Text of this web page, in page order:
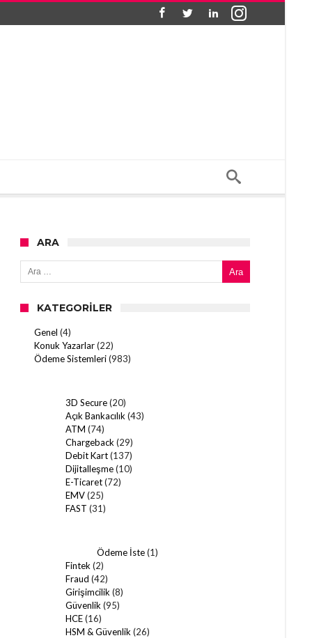
ARA
Arama:
KATEGORILER
Genel (4)
Konuk Yazarlar(22)
Ödeme Sistemleri(983)
3D Secure(20)
Açık Bankacılık (43)
ATM (74)
Chargeback (29)
Debit Kart(137)
Dijitalleşme(10)
E-Ticaret(72)
EMV(25)
FAST (31)
Ödeme İste(1)
Fintek (2)
Fraud (42)
Girişimcilik (8)
Güvenlik (95)
HCE(16)
HSM & Güvenlik (26)